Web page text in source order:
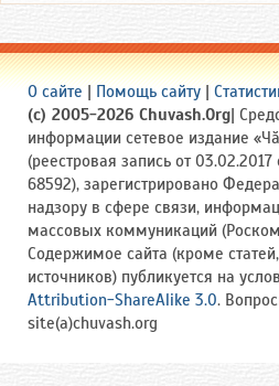
О сайте | Помощь сайту |
(c) 2005-2026 Chuvash.Org|
информации сетевое издание
(реестровая запись от
68592), зарегистрировано
надзору в сфере связи,
массовых коммуникаций
Содержимое сайта (кроме
источников) публикуется на
Attribution-ShareAlike 3.0.
site(a)chuvash.org